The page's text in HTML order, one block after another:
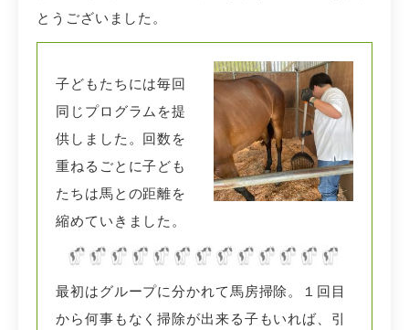
とうございました。
子どもたちには毎回
同じプログラムを提
供しました。回数を
重ねるごとに子ども
たちは馬との距離を
縮めていきました。
最初はグループに分かれて馬房掃除。１回目
から何事もなく掃除が出来る子もいれば、引